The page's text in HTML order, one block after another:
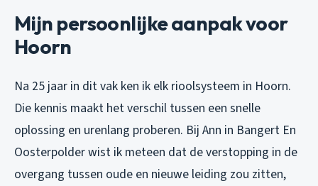
Mijn persoonlijke aanpak voor
Hoorn
Na 25 jaar in dit vak ken ik elk rioolsysteem in Hoorn.
Die kennis maakt het verschil tussen een snelle
oplossing en urenlang proberen. Bij Ann in Bangert En
Oosterpolder wist ik meteen dat de verstopping in de
overgang tussen oude en nieuwe leiding zou zitten,